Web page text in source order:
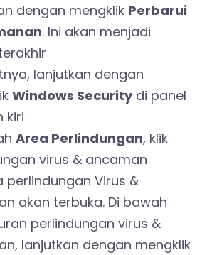
dengan mengklik Perbarui
. Ini akan menjadi
lanjutkan dengan
Windows Securitydi panel
kiri
Area Perlindungan, klik
virus & ancaman
perlindungan Virus &
akan terbuka. Di bawah
perlindungan virus &
lanjutkan dengan mengklik